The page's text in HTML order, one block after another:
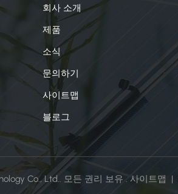
회사 소개
제품
소식
문의하기
사이트맵
블로그
Co., Ltd.. 모든 권리 보유 . 사이트맵 |